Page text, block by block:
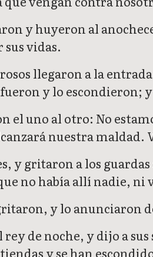
y huyeron al
vidas.
llegaron a la
y lo
el uno al otro: No
nuestra maldad.
y gritaron a los
no había allí nadie, ni
y lo anunciaron
rey de noche, y dijo a
y se han